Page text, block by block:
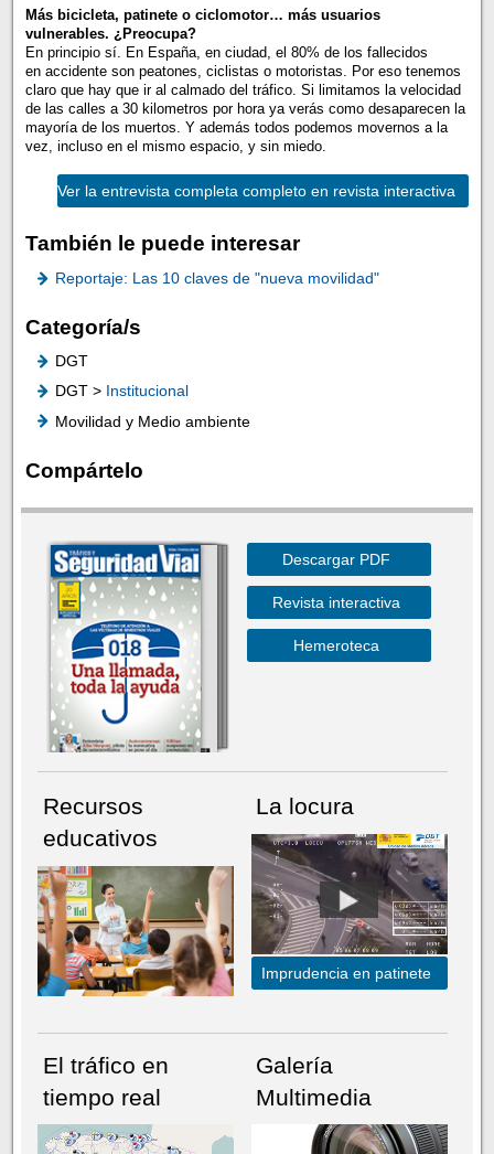
Más bicicleta, patinete o ciclomotor… más usuarios
vulnerables. ¿Preocupa?
En principio sí. En España, en ciudad, el 80% de los fallecidos
en accidente son peatones, ciclistas o motoristas. Por eso tenemos
claro que hay que ir al calmado del tráfico. Si limitamos la velocidad
de las calles a 30 kilometros por hora ya verás como desaparecen la
mayoría de los muertos. Y además todos podemos movernos a la
vez, incluso en el mismo espacio, y sin miedo.
Ver la entrevista completa completo en revista interactiva
También le puede interesar
Reportaje: Las 10 claves de "nueva movilidad"
Categoría/s
DGT
DGT > Institucional
Movilidad y Medio ambiente
Compártelo
Descargar PDF
Revista interactiva
Hemeroteca
Recursos
educativos
La locura
Imprudencia en patinete
El tráfico en
tiempo real
Galería
Multimedia